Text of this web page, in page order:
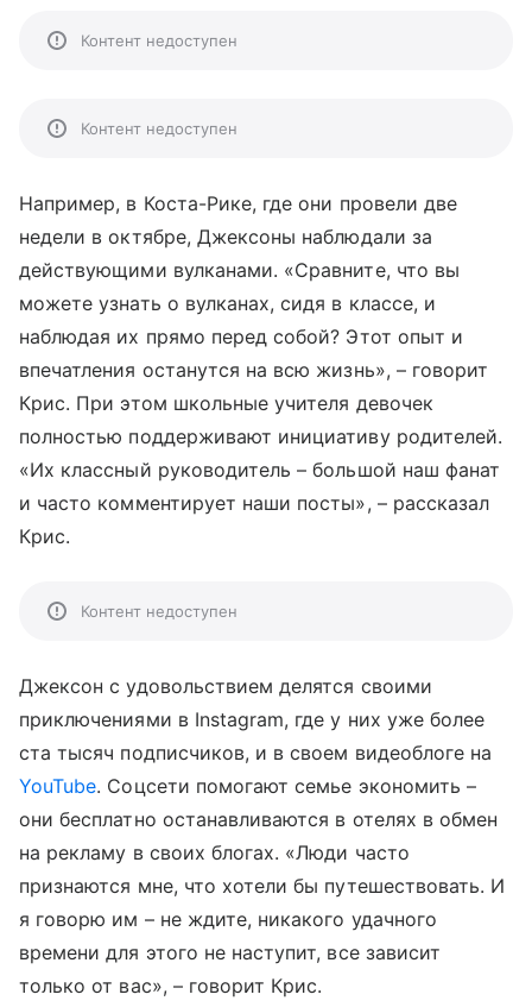
Контент недоступен
Контент недоступен
Например, в Коста-Рике, где они провели две
недели в октябре, Джексоны наблюдали за
действующими вулканами. «Сравните, что вы
можете узнать о вулканах, сидя в классе, и
наблюдая их прямо перед собой? Этот опыт и
впечатления останутся на всю жизнь», – говорит
Крис. При этом школьные учителя девочек
полностью поддерживают инициативу родителей.
«Их классный руководитель – большой наш фанат
и часто комментирует наши посты», – рассказал
Крис.
Контент недоступен
Джексон с удовольствием делятся своими
приключениями в Instagram, где у них уже более
ста тысяч подписчиков, и в своем видеоблоге на
YouTube. Соцсети помогают семье экономить –
они бесплатно останавливаются в отелях в обмен
на рекламу в своих блогах. «Люди часто
признаются мне, что хотели бы путешествовать. И
я говорю им – не ждите, никакого удачного
времени для этого не наступит, все зависит
только от вас», – говорит Крис.